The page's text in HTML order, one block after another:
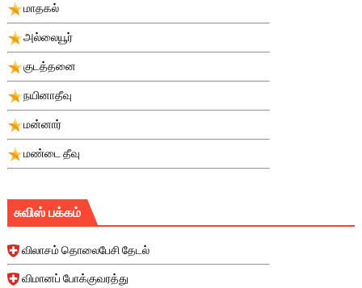
மாதகல்
அல்லையூர்
குடத்தனை
நயினாதீவு
மன்னார்
மண்டை தீவு
சுவிஸ் பக்கம்
விலாசம் தொலைபேசி தேடல்
விமானப் போக்குவரத்து